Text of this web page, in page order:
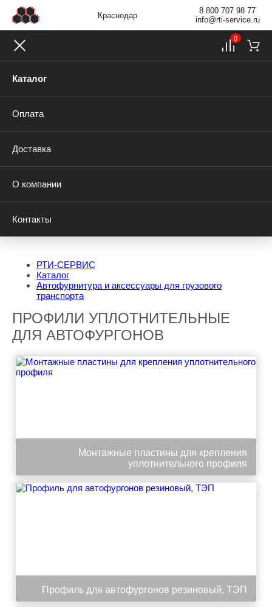
Краснодар
8 800 707 98 77
info@rti-service.ru
Каталог
Оплата
Доставка
О компании
Контакты
0
РТИ-СЕРВИС
Каталог
Автофурнитура и аксессуары для грузового
транспорта
ПРОФИЛИ УПЛОТНИТЕЛЬНЫЕ
ДЛЯ АВТОФУРГОНОВ
Монтажные пластины для крепления
уплотнительного профиля
Профиль для автофургонов резиновый, ТЭП